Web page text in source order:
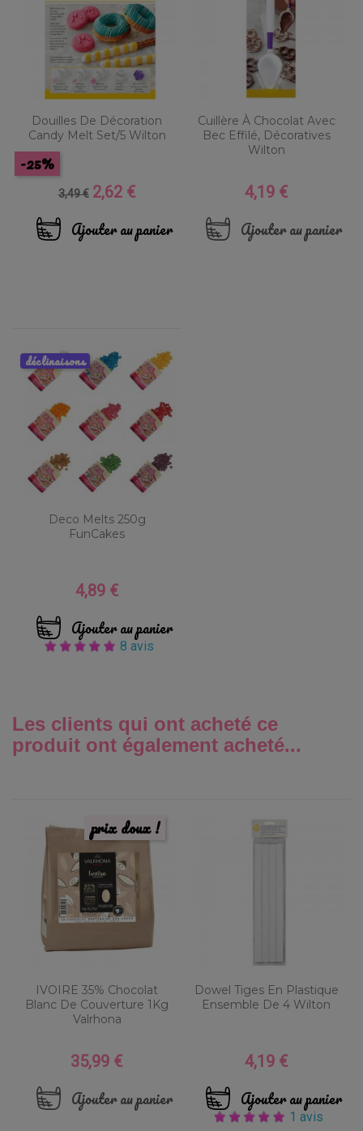
Douilles De Décoration
Candy Melt Set/5 Wilton
Prix
base
3,49 €
-25%
Prix
2,62 €
Ajouter au panier
Cuillère À Chocolat Avec
Bec Effilé, Décoratives
Wilton
Prix
4,19 €
Ajouter au panier
Deco Melts 250g
FunCakes
Prix
4,89 €
Ajouter au panier
8 avis
déclinaisons
Les clients qui ont acheté ce
produit ont également acheté...
IVOIRE 35% Chocolat
Blanc De Couverture 1Kg
Valrhona
Prix
35,99 €
Ajouter au panier
prix doux !
Dowel Tiges En Plastique
Ensemble De 4 Wilton
Prix
4,19 €
Ajouter au panier
1 avis